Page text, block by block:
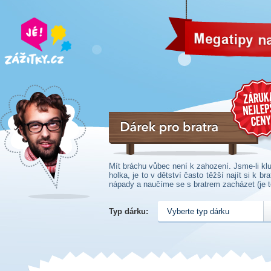
Dárek pro bratra
Mít bráchu vůbec není k zahození. Jsme-li
holka, je to v dětství často těžší najít si k
nápady a naučíme se s bratrem zacházet
Můžeme i jako holky ze společnosti bratra
zažít lepší zážitky než se ségrou, neboť
překvapení, což nás do života dost
bráchou dětství a dospělost může být velký
Typ dárku: Vyberte typ dárku